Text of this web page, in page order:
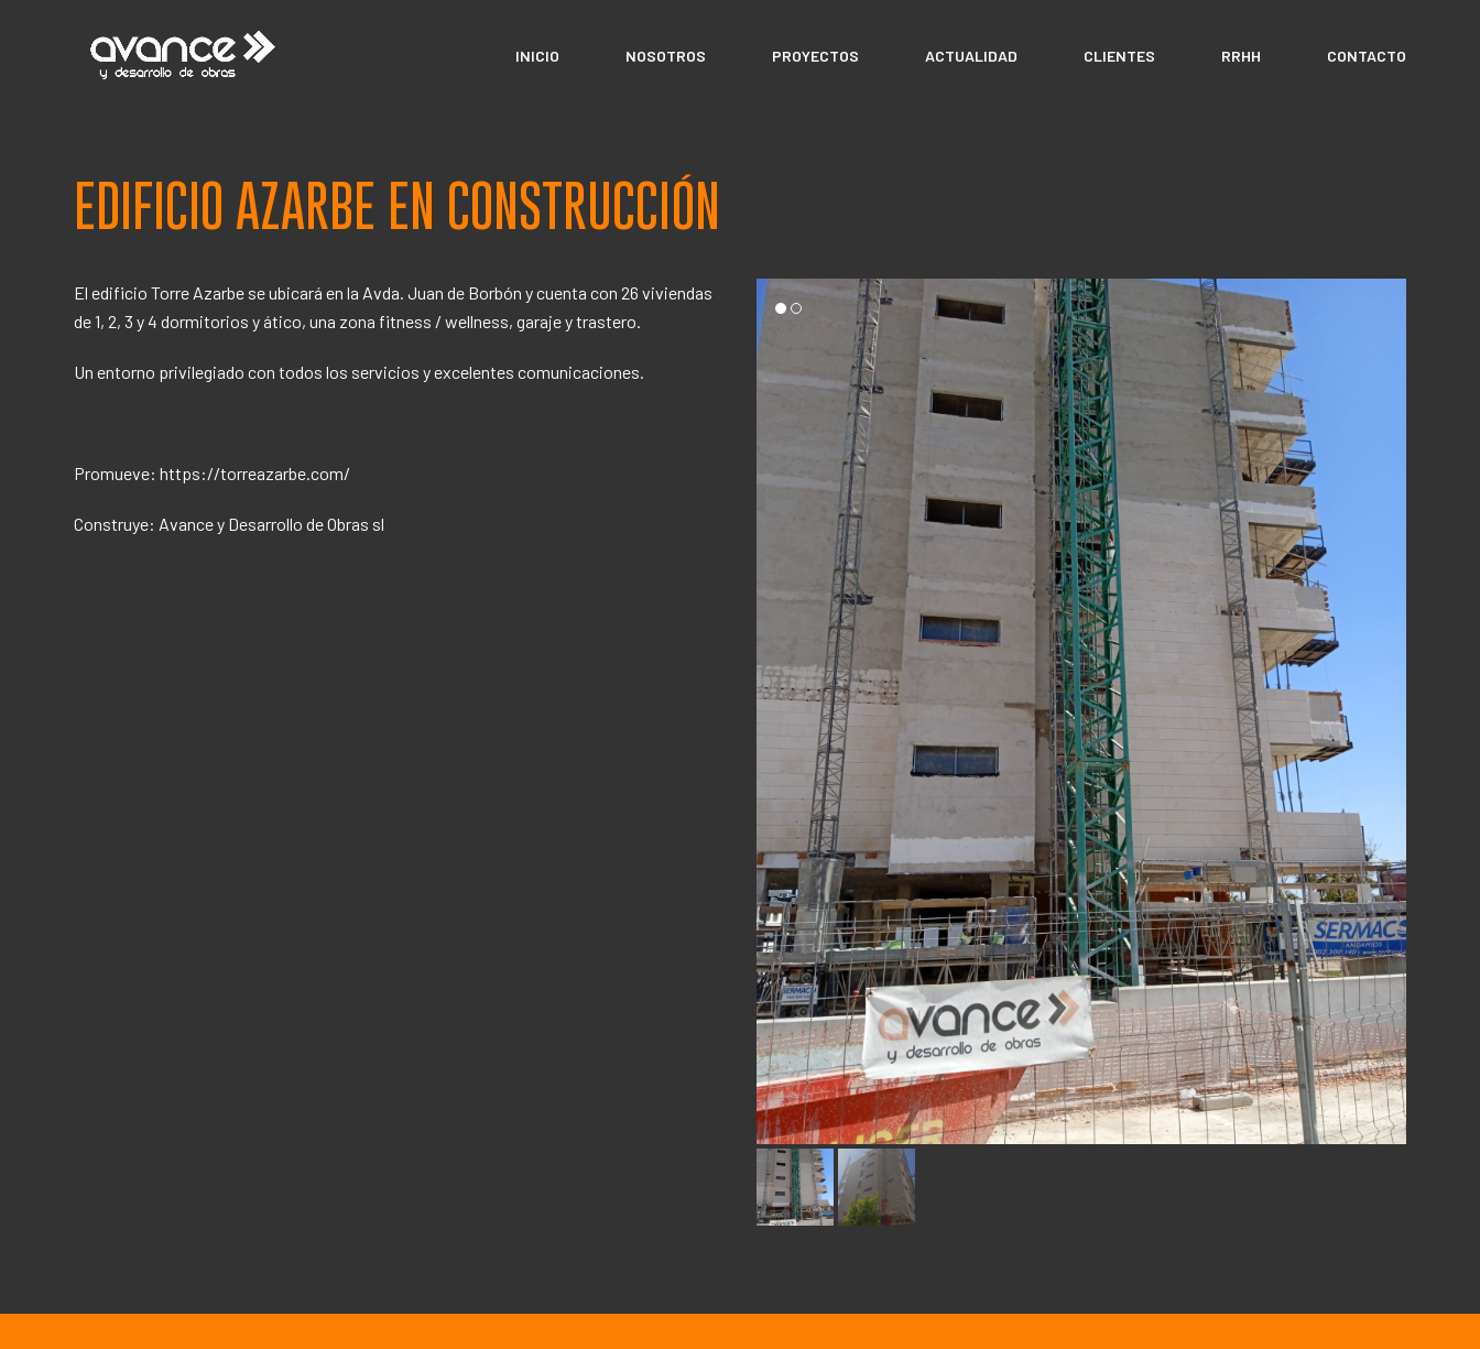
INICIO NOSOTROS PROYECTOS ACTUALIDAD CLIENTES RRHH CONTACTO
EDIFICIO AZARBE EN CONSTRUCCIÓN
El edificio Torre Azarbe se ubicará en la Avda. Juan de Borbón y cuenta con 26 viviendas
de 1, 2, 3 y 4 dormitorios y ático, una zona fitness / wellness, garaje y trastero.
Un entorno privilegiado con todos los servicios y excelentes comunicaciones.
Promueve: https://torreazarbe.com/
Construye: Avance y Desarrollo de Obras sl